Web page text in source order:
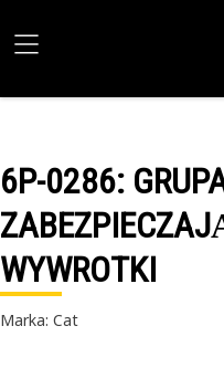
6P-0286:
WYWROTKI
Marka: Cat